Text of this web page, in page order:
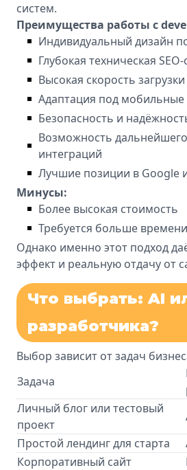
систем.
Преимущества работы с
Индивидуальный дизайн
Глубокая техническая
Высокая скорость
Адаптация под мобильные
Безопасность и
Возможность
интеграций
Лучшие позиции в Google
Минусы:
Более высокая стоимость
Требуется больше
Однако именно этот подход
эффект и реальную отдачу от
Что выбрать: AI
разработчика?
Выбор зависит от задач
Задача
Личный блог или тестовый
проект
Простой лендинг для старта
Корпоративный сайт